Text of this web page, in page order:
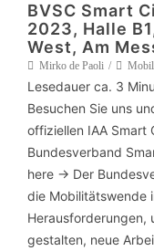
BVSC Smart
2023, Halle
West, Am
Mirko de Paoli
Lesedauer ca. 3
Besuchen Sie uns
offiziellen IAA Smart
Bundesverband
here -> Der
die Mobilitätswende
Herausforderungen,
gestalten, neue